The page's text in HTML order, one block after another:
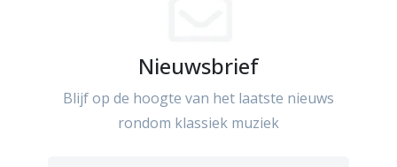
Nieuwsbrief
Blijf op de hoogte van het laatste nieuws
rondom klassiek muziek